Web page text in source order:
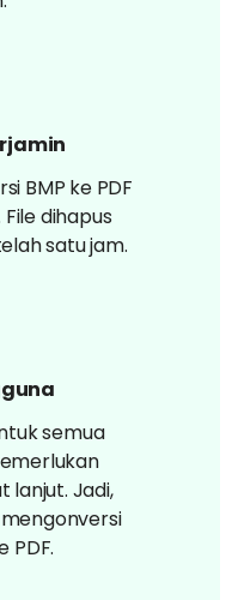
BMP ke PDF
dihapus
satu jam.
semua
lanjut. Jadi,
PDF.